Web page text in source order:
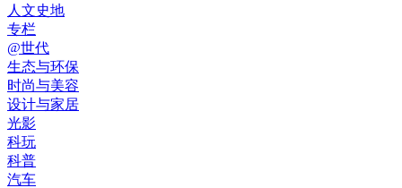
人文史地
专栏
@世代
生态与环保
时尚与美容
设计与家居
光影
科玩
科普
汽车